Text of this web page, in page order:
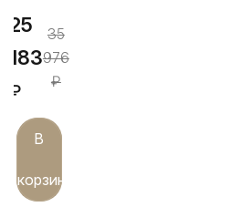
25
183
₽
35
976
₽
В
корзину